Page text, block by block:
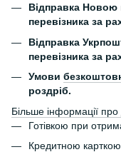
Відправка
перевізника за
Відправка
перевізника за
Умови
роздріб.
Більше інформації про
Готівкою при
Кредитною